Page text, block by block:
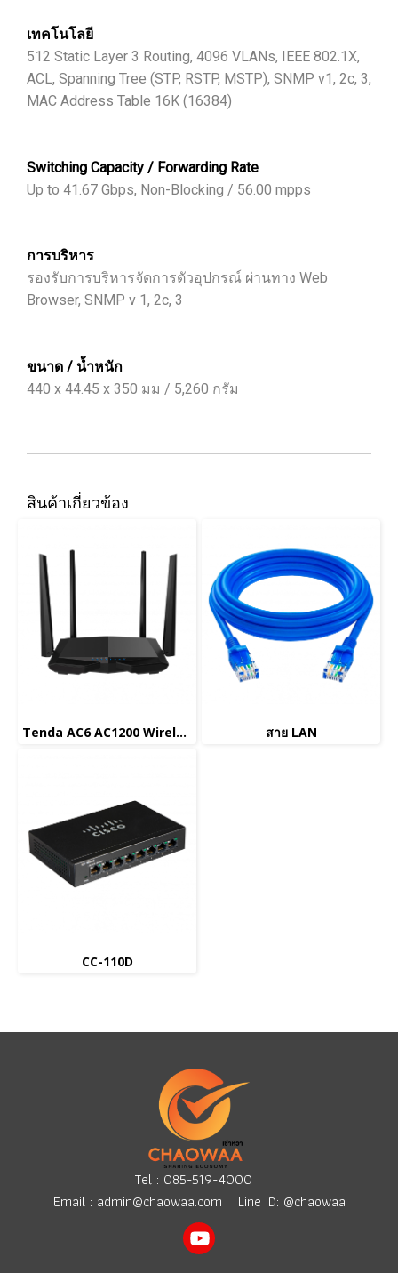
เทคโนโลยี
512 Static Layer 3 Routing, 4096 VLANs, IEEE 802.1X,
ACL, Spanning Tree (STP, RSTP, MSTP), SNMP v1, 2c, 3,
MAC Address Table 16K (16384)
Switching Capacity / Forwarding Rate
Up to 41.67 Gbps, Non-Blocking / 56.00 mpps
การบริหาร
รองรับการบริหารจัดการตัวอุปกรณ์ ผ่านทาง Web
Browser, SNMP v 1, 2c, 3
ขนาด / น้ำหนัก
440 x 44.45 x 350 มม / 5,260 กรัม
สินค้าเกี่ยวข้อง
Tenda AC6 AC1200 Wireless Dual Band Router สาย LAN
CC-110D
Tel : 085-519-4000
Email : admin@chaowaa.com Line ID: @chaowaa